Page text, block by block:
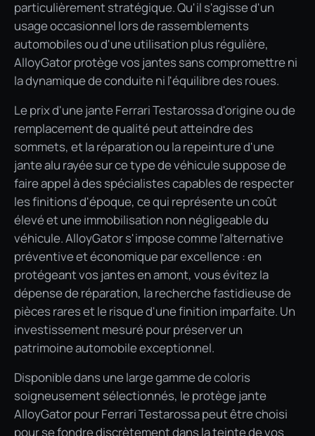
particulièrement stratégique. Qu'il s'agisse d'un
usage occasionnel lors de rassemblements
automobiles ou d'une utilisation plus régulière,
AlloyGator protège vos jantes sans compromettre ni
la dynamique de conduite ni l'équilibre des roues.
Le prix d'une jante Ferrari Testarossa d'origine ou de
remplacement de qualité peut atteindre des
sommets, et la réparation ou la repeinture d'une
jante alu rayée sur ce type de véhicule suppose de
faire appel à des spécialistes capables de respecter
les finitions d'époque, ce qui représente un coût
élevé et une immobilisation non négligeable du
véhicule. AlloyGator s'impose comme l'alternative
préventive et économique par excellence : en
protégeant vos jantes en amont, vous évitez la
dépense de réparation, la recherche fastidieuse de
pièces rares et le risque d'une finition imparfaite. Un
investissement mesuré pour préserver un
patrimoine automobile exceptionnel.
Disponible dans une large gamme de coloris
soigneusement sélectionnés, le protège jante
AlloyGator pour Ferrari Testarossa peut être choisi
pour se fondre discrètement dans la teinte de vos